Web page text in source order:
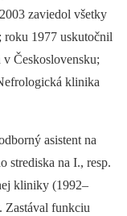
zaviedol všetky
roku 1977 uskutočnil
Československu;
klinika
asistent na
strediska na I., resp.
kliniky (1992–
funkciu